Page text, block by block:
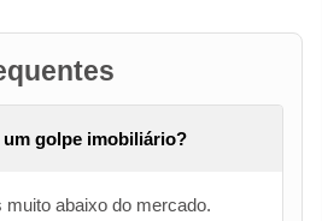
golpe imobiliário?
muito abaixo do mercado.